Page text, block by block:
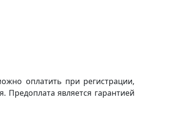
оплатить при регистрации,
Предоплата является гарантией